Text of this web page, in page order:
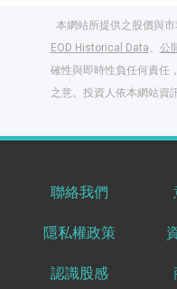
本網站所提供之股價與市
EOD Historical Data、 公
確性與即時性負任何責任
之意。投資人依本網站資
聯絡我們
隱私權政策
認識股感